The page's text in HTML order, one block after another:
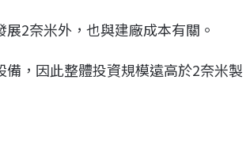
2奈米外，也與建廠成本有關。
，因此整體投資規模遠高於2奈米製